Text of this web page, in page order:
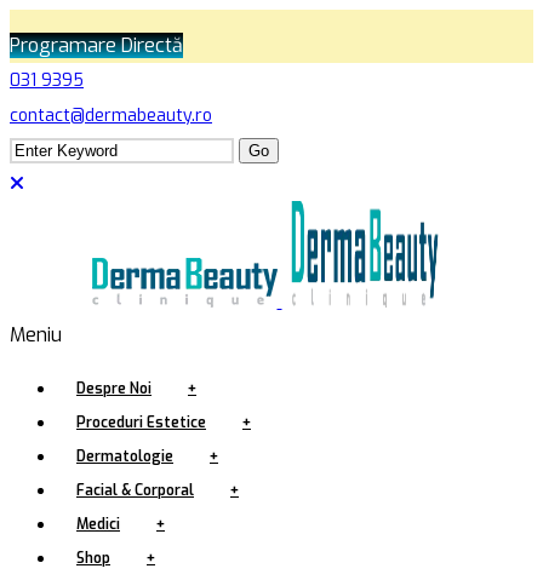
Programare Directă
031 9395
contact@dermabeauty.ro
Meniu
Despre Noi
+
Proceduri Estetice
+
Dermatologie
+
Facial & Corporal
+
Medici
+
Shop
+